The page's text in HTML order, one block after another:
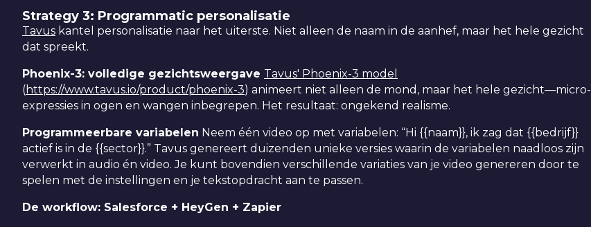
Strategy 3: Programmatic personalisatie
Tavus kantel personalisatie naar het uiterste. Niet alleen de naam in de aanhef, maar het hele gezicht
dat spreekt.
Phoenix-3: volledige gezichtsweergave Tavus' Phoenix-3 model
(https://www.tavus.io/product/phoenix-3) animeert niet alleen de mond, maar het hele gezicht—micro-
expressies in ogen en wangen inbegrepen. Het resultaat: ongekend realisme.
Programmeerbare variabelen Neem één video op met variabelen: “Hi {{naam}}, ik zag dat {{bedrijf}}
actief is in de {{sector}}.” Tavus genereert duizenden unieke versies waarin de variabelen naadloos zijn
verwerkt in audio én video. Je kunt bovendien verschillende variaties van je video genereren door te
spelen met de instellingen en je tekstopdracht aan te passen.
De workflow: Salesforce + HeyGen + Zapier